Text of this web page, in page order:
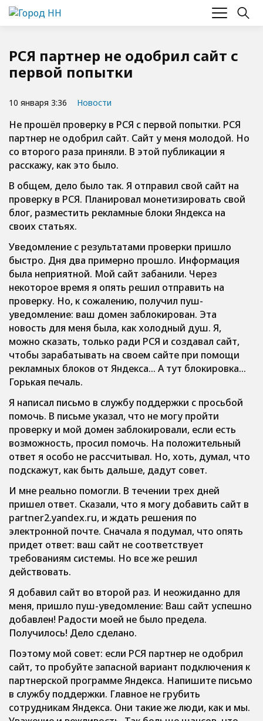
РСЯ партнер не одобрил сайт с
первой попытки
10 января 3:36 Новости
Не прошёл проверку в РСЯ с первой попытки. РСЯ
партнер не одобрил сайт. Сайт у меня молодой. Но
со второго раза приняли. В этой публикации я
расскажу, как это было.
В общем, дело было так. Я отправил свой сайт на
проверку в РСЯ. Планировал монетизировать свой
блог, разместить рекламные блоки Яндекса на
своих статьях.
Уведомление с результатами проверки пришло
быстро. Дня два примерно прошло. Информация
была неприятной. Мой сайт забанили. Через
некоторое время я опять решил отправить на
проверку. Но, к сожалению, получил пуш-
уведомление: ваш домен заблокирован. Эта
новость для меня была, как холодный душ. Я,
можно сказать, только ради РСЯ и создавал сайт,
чтобы зарабатывать на своем сайте при помощи
рекламных блоков от Яндекса… А тут блокировка…
Горькая печаль.
Я написал письмо в службу поддержки с просьбой
помочь. В письме указал, что не могу пройти
проверку и мой домен заблокировали, если есть
возможность, просил помочь. На положительный
ответ я особо не рассчитывал. Но, хоть, думал, что
подскажут, как быть дальше, дадут совет.
И мне реально помогли. В течении трех дней
пришел ответ. Сказали, что я могу добавить сайт в
partner2.yandex.ru, и ждать решения по
электронной почте. Сначала я подумал, что опять
придет ответ: ваш сайт не соответствует
требованиям системы. Но все же решил
действовать.
Я добавил сайт во второй раз. И неожиданно для
меня, пришло пуш-уведомление: Ваш сайт успешно
добавлен! Радости моей не было предела.
Получилось! Дело сделано.
Поэтому мой совет: если РСЯ партнер не одобрил
сайт, то пробуйте запасной вариант подключения к
партнерской программе Яндекса. Напишите письмо
в службу поддержки. Главное не грубить
сотрудникам Яндекса. Они такие же люди, как и мы.